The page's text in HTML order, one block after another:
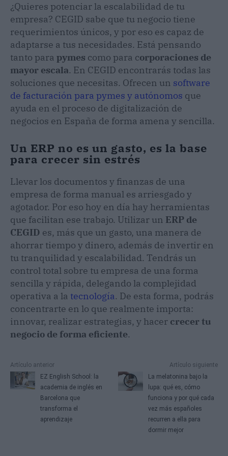
¿Quieres potenciar la escalabilidad de tu
empresa? CEGID sabe que tu negocio tiene
requerimientos únicos, y por eso es capaz de
adaptarse a tus necesidades. Está pensando
tanto para pymes como para corporaciones de
mayor escala. En CEGID encontrarás todas las
soluciones que necesitas. Ofrecen un software
de facturación para pymes y autónomos que
ayuda en el proceso de digitalización de
negocios en España de forma amena y sencilla.
Un ERP no es un gasto, es la base
para crecer sin estrés
Llevar los documentos y finanzas de una
empresa de forma manual es arriesgado y
agotador. Por eso hoy en día hay herramientas
que facilitan ese trabajo. Utilizar un ERP de
CEGID es, más que un gasto, una manera de
ahorrar tiempo y dinero, además de invertir en
tu tranquilidad y escalabilidad. Tendrás un
control total sobre tu empresa de una forma
sencilla y rápida, delegando la complejidad
operativa a la tecnología. De esta forma, podrás
concentrarte en lo que realmente importa:
innovar, realizar estrategias, y hacer crecer tu
negocio de forma eficiente.
Artículo anterior
EZ English School: la
academia de inglés en
Barcelona que
transforma el
aprendizaje
Artículo siguiente
La melatonina bajo la
lupa: qué es, cómo
funciona y por qué cada
vez más españoles
recurren a ella para
dormir mejor